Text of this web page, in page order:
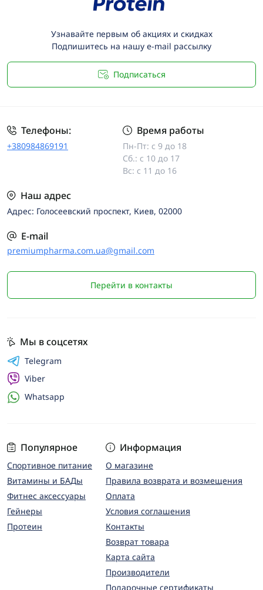
Узнавайте первым об акциях и скидках
Подпишитесь на нашу e-mail рассылку
Подписаться
Телефоны:
+380984869191
Время работы
Пн-Пт: с 9 до 18
Сб.: с 10 до 17
Вс: с 11 до 16
Наш адрес
Адрес: Голосеевский проспект, Киев, 02000
E-mail
premiumpharma.com.ua@gmail.com
Перейти в контакты
Популярное
Спортивное питание
Витамины и БАДы
Фитнес аксессуары
Гейнеры
Протеин
Информация
О магазине
Правила возврата и возмещения
Оплата
Условия соглашения
Контакты
Возврат товара
Карта сайта
Производители
Подарочные сертификаты
Мы в соцсетях
Telegram
Viber
Whatsapp